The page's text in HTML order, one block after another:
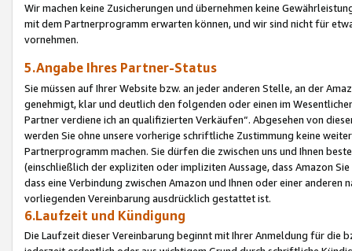
Wir machen keine Zusicherungen und übernehmen keine
mit dem Partnerprogramm erwarten können, und wir sind nicht für
vornehmen.
5.Angabe Ihres Partner-Status
Sie müssen auf Ihrer Website bzw. an jeder anderen Stelle, an der
genehmigt, klar und deutlich den folgenden oder einen im
Partner verdiene ich an qualifizierten Verkäufen“. Abgesehen von
werden Sie ohne unsere vorherige schriftliche Zustimmung keine
Partnerprogramm machen. Sie dürfen die zwischen uns und Ihnen
(einschließlich der expliziten oder impliziten Aussage, dass Amazon
dass eine Verbindung zwischen Amazon und Ihnen oder einer
vorliegenden Vereinbarung ausdrücklich gestattet ist.
6.Laufzeit und Kündigung
Die Laufzeit dieser Vereinbarung beginnt mit Ihrer Anmeldung für die